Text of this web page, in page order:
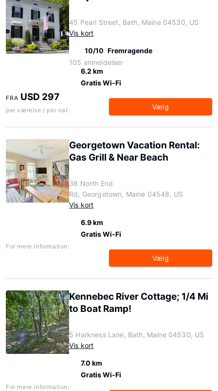
45 Pearl Street, Bath, Maine 04530, US
Vis kort
10/10 Fremragende
105 anmeldelser
6.2 km
Gratis Wi-Fi
FRA USD 297
per værelse / per nat Vælg
Georgetown Vacation Rental:
Gas Grill & Near Beach
36 North End
Rd, Georgetown, Maine 04548, US
Vis kort
6.9 km
Gratis Wi-Fi
For mere information:
Vælg
Kennebec River Cottage; 1/4 Mi
to Boat Ramp!
5 Harkness Lane, Bath, Maine 04530, US
Vis kort
7.0 km
Gratis Wi-Fi
For mere information: